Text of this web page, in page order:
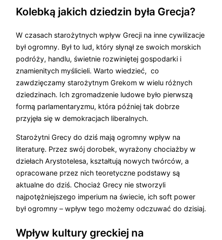
Kolebką jakich dziedzin była Grecja?
W czasach starożytnych wpływ Grecji na inne cywilizacje
był ogromny. Był to lud, który słynął ze swoich morskich
podróży, handlu, świetnie rozwiniętej gospodarki i
znamienitych myślicieli. Warto wiedzieć, co
zawdzięczamy starożytnym Grekom w wielu różnych
dziedzinach. Ich zgromadzenie ludowe było pierwszą
formą parlamentaryzmu, która później tak dobrze
przyjęła się w demokracjach liberalnych.
Starożytni Grecy do dziś mają ogromny wpływ na
literaturę. Przez swój dorobek, wyrażony chociażby w
dziełach Arystotelesa, kształtują nowych twórców, a
opracowane przez nich teoretyczne podstawy są
aktualne do dziś. Chociaż Grecy nie stworzyli
najpotężniejszego imperium na świecie, ich soft power
był ogromny – wpływ tego możemy odczuwać do dzisiaj.
Wpływ kultury greckiej na